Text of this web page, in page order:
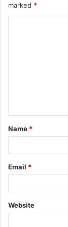
marked *
t
*
Name *
Email *
Website